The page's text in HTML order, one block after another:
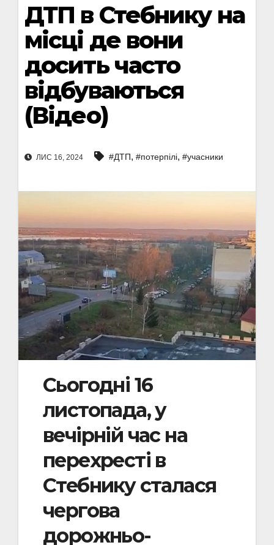
ДТП в Стебнику на
місці де вони
досить часто
відбуваються
(Відео)
ЛИС 16, 2024 #ДТП, #потерпілі, #учасники
Сьогодні 16
листопада, у
вечірній час на
перехресті в
Стебнику сталася
чергова
дорожньо-